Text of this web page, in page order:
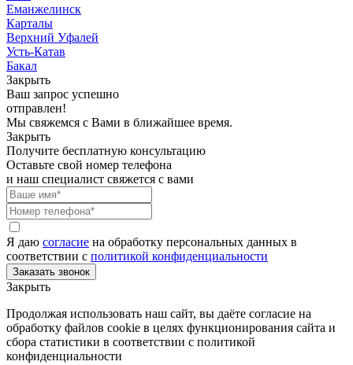
Еманжелинск
Карталы
Верхний Уфалей
Усть-Катав
Бакал
Закрыть
Ваш запрос успешно
отправлен!
Мы свяжемся с Вами в ближайшее время.
Закрыть
Получите бесплатную консультацию
Оставьте свой номер телефона
и наш специалист свяжется с вами
Я даю согласие на обработку персональных данных в
соответствии с политикой конфиденциальности
Закрыть
Продолжая использовать наш сайт, вы даёте согласие на
обработку файлов cookie в целях функционирования сайта и
сбора статистики в соответствии с политикой
конфиденциальности